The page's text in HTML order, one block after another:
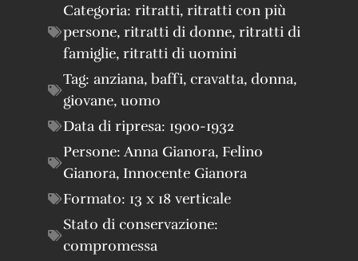
Categoria: ritratti, ritratti con più
persone, ritratti di donne, ritratti di
famiglie, ritratti di uomini
Tag: anziana, baffi, cravatta, donna,
giovane, uomo
Data di ripresa: 1900-1932
Persone: Anna Gianora, Felino
Gianora, Innocente Gianora
Formato: 13 x 18 verticale
Stato di conservazione:
compromessa